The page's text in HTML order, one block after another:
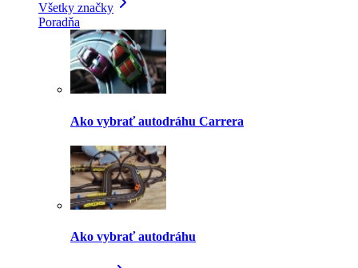
Všetky značky
Poradňa
Ako vybrať autodráhu Carrera
Ako vybrať autodráhu